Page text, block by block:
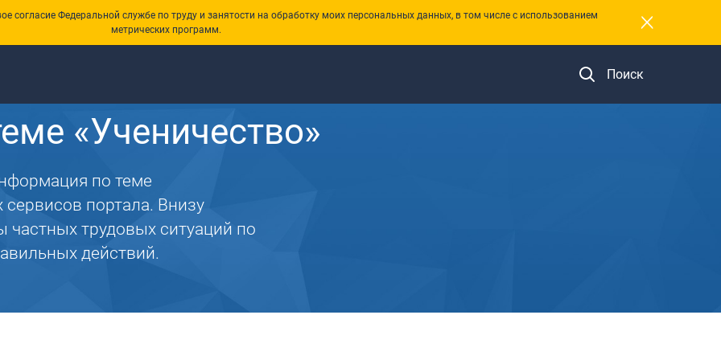
Федеральной службе по труду и занятости на обработку моих персональных данных, в том числе с использованием
метрических программ.
×
Поиск
«Ученичество»
по теме
сервисов портала. Внизу
трудовых ситуаций по
действий.